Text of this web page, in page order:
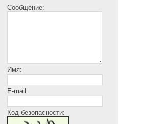
Сообщение:
Имя:
E-mail:
Код безопасности: